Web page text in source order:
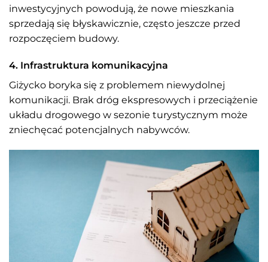
inwestycyjnych powodują, że nowe mieszkania
sprzedają się błyskawicznie, często jeszcze przed
rozpoczęciem budowy.
4. Infrastruktura komunikacyjna
Giżycko boryka się z problemem niewydolnej
komunikacji. Brak dróg ekspresowych i przeciążenie
układu drogowego w sezonie turystycznym może
zniechęcać potencjalnych nabywców.